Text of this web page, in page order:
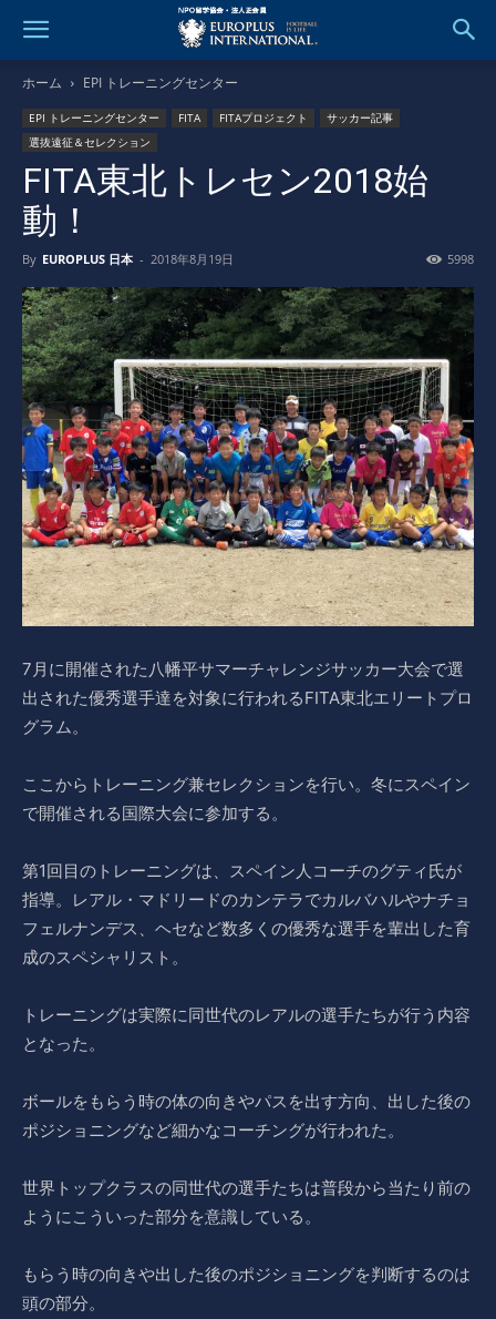
ホーム EPI トレーニングセンター
EPI トレーニングセンター FITA FITAプロジェクト
サッカー記事
選抜遠征＆セレクション
FITA東北トレセン2018始
動！
By EUROPLUS 日本 - 2018年8月19日 5998
7月に開催された八幡平サマーチャレンジサッカー大会で選
出された優秀選手達を対象に行われるFITA東北エリートプロ
グラム。
ここからトレーニング兼セレクションを行い。冬にスペイン
で開催される国際大会に参加する。
第1回目のトレーニングは、スペイン人コーチのグティ氏が
指導。レアル・マドリードのカンテラでカルバハルやナチョ
フェルナンデス、ヘセなど数多くの優秀な選手を輩出した育
成のスペシャリスト。
トレーニングは実際に同世代のレアルの選手たちが行う内容
となった。
ボールをもらう時の体の向きやパスを出す方向、出した後の
ポジショニングなど細かなコーチングが行われた。
世界トップクラスの同世代の選手たちは普段から当たり前の
ようにこういった部分を意識している。
もらう時の向きや出した後のポジショニングを判断するのは
頭の部分。